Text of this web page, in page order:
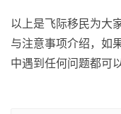
以上是飞际移民为大
与注意事项介绍，如
中遇到任何问题都可